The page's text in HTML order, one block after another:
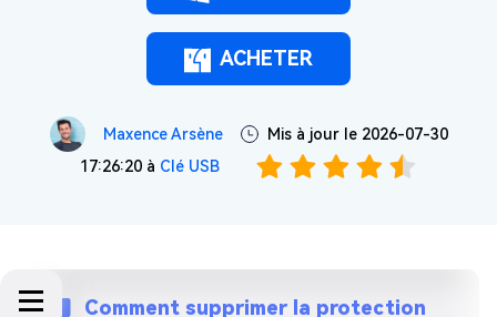
ACHETER
Maxence Arsène
Mis à jour le 2026-07-30
17:26:20 à Clé USB
Comment supprimer la protection